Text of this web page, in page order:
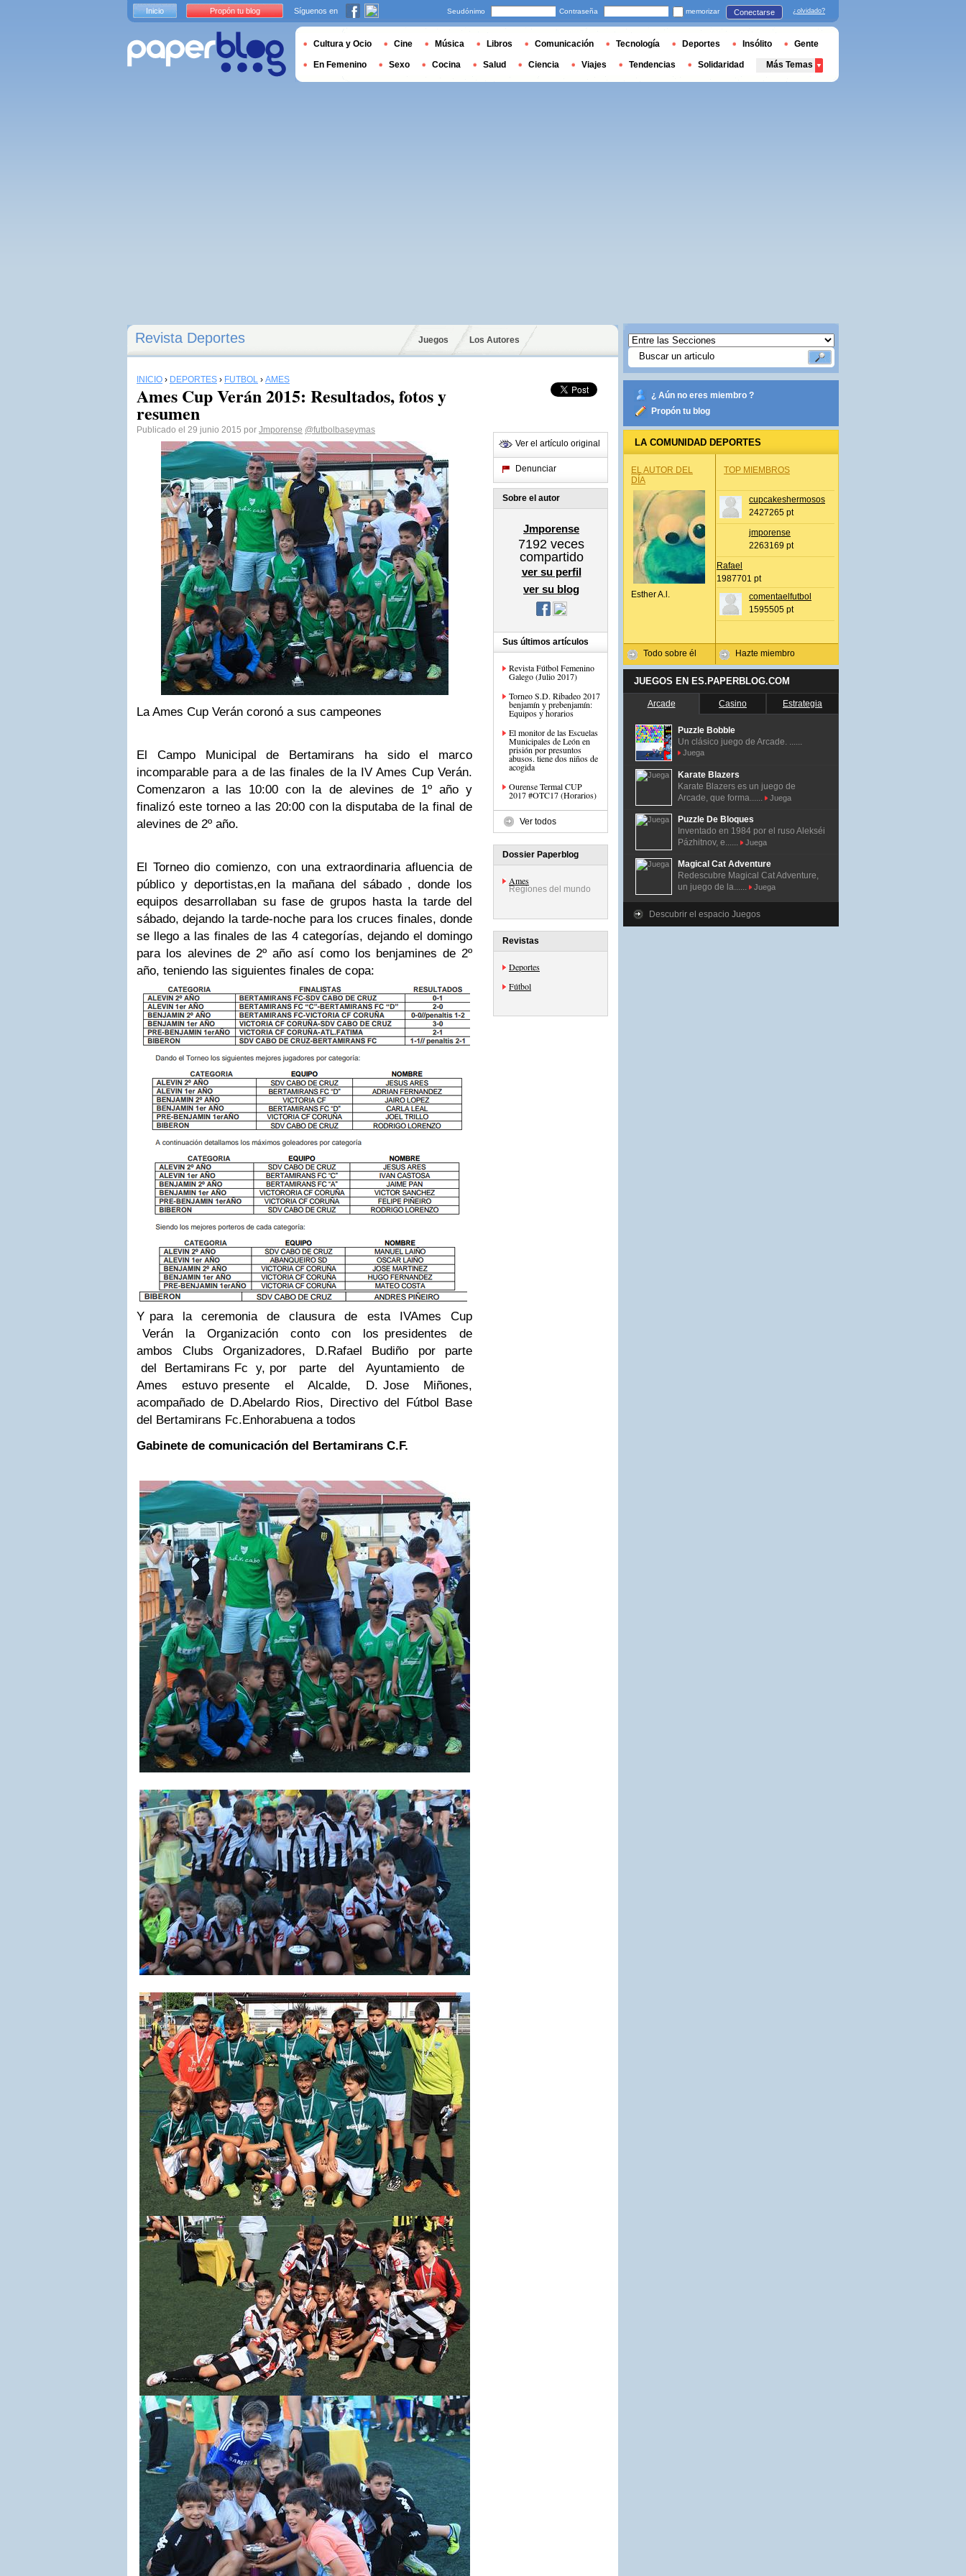
Revista Deportes Juegos Los Autores
INICIO › DEPORTES › FÚTBOL › AMES
Ames Cup Verán 2015: Resultados, fotos y
resumen
Publicado el 29 junio 2015 por Jmporense @futbolbaseymas
La Ames Cup Verán coronó a sus campeones
El Campo Municipal de Bertamirans ha sido el marco
incomparable para a de las finales de la IV Ames Cup Verán.
Comenzaron a las 10:00 con la de alevines de 1º año y
finalizó este torneo a las 20:00 con la disputaba de la final de
alevines de 2º año.
El Torneo dio comienzo, con una extraordinaria afluencia de
público y deportistas,en la mañana del sábado , donde los
equipos desarrollaban su fase de grupos hasta la tarde del
sábado, dejando la tarde-noche para los cruces finales, donde
se llego a las finales de las 4 categorías, dejando el domingo
para los alevines de 2º año así como los benjamines de 2º
año, teniendo las siguientes finales de copa:
Y para la ceremonia de clausura de esta IVAmes Cup
Verán la Organización conto con los presidentes de
ambos Clubs Organizadores, D.Rafael Budiño por parte
del Bertamirans Fc y, por parte del Ayuntamiento de
Ames estuvo presente el Alcalde, D. Jose Miñones,
acompañado de D.Abelardo Rios, Directivo del Fútbol Base
del Bertamirans Fc.Enhorabuena a todos
Gabinete de comunicación del Bertamirans C.F.
Ver el artículo original
Denunciar
Sobre el autor
Jmporense
7192 veces
compartido
ver su perfil
ver su blog
Sus últimos artículos
Revista Fútbol Femenino
Galego (Julio 2017)
Torneo S.D. Ribadeo 2017
benjamín y prebenjamín:
Equipos y horarios
El monitor de las Escuelas
Municipales de León en
prisión por presuntos
abusos. tiene dos niños de
acogida
Ourense Termal CUP
2017 #OTC17 (Horarios)
Ver todos
Dossier Paperblog
Ames
Regiones del mundo
Revistas
Deportes
Fútbol
¿ Aún no eres miembro ?
Propón tu blog
LA COMUNIDAD DEPORTES
EL AUTOR DEL
DÍA
Esther A.l.
Todo sobre él
TOP MIEMBROS
cupcakeshermosos
2427265 pt
jmporense
2263169 pt
Rafael
1987701 pt
comentaelfutbol
1595505 pt
Hazte miembro
JUEGOS EN ES.PAPERBLOG.COM
Arcade Casino Estrategia
Puzzle Bobble
Un clásico juego de Arcade. ......
Juega
Karate Blazers
Karate Blazers es un juego de
Arcade, que forma......
Juega
Puzzle De Bloques
Inventado en 1984 por el ruso Alekséi
Pázhitnov, e......
Juega
Magical Cat Adventure
Redescubre Magical Cat Adventure,
un juego de la......
Juega
Descubrir el espacio Juegos
Inicio Propón tu blog Síguenos en Seudónimo Contraseña memorizar Conectarse ¿olvidado?
Cultura y Ocio Cine Música Libros Comunicación Tecnología Deportes Insólito Gente
En Femenino Sexo Cocina Salud Ciencia Viajes Tendencias Solidaridad Más Temas